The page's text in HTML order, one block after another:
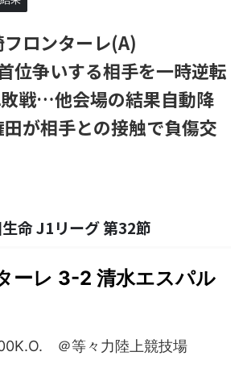
フロンターレ(A)
位争いする相手を一時逆転
戦…他会場の結果自動降
が相手との接触で負傷交
命 J1リーグ 第32節
ーレ 3-2 清水エスパル
＠等々力陸上競技場